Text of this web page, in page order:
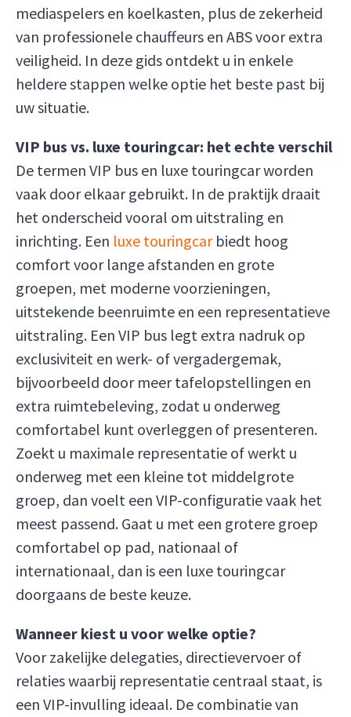
mediaspelers en koelkasten, plus de zekerheid
van professionele chauffeurs en ABS voor extra
veiligheid. In deze gids ontdekt u in enkele
heldere stappen welke optie het beste past bij
uw situatie.
VIP bus vs. luxe touringcar: het echte verschil
De termen VIP bus en luxe touringcar worden
vaak door elkaar gebruikt. In de praktijk draait
het onderscheid vooral om uitstraling en
inrichting. Een luxe touringcarbiedt hoog
comfort voor lange afstanden en grote
groepen, met moderne voorzieningen,
uitstekende beenruimte en een representatieve
uitstraling. Een VIP bus legt extra nadruk op
exclusiviteit en werk- of vergadergemak,
bijvoorbeeld door meer tafelopstellingen en
extra ruimtebeleving, zodat u onderweg
comfortabel kunt overleggen of presenteren.
Zoekt u maximale representatie of werkt u
onderweg met een kleine tot middelgrote
groep, dan voelt een VIP-configuratie vaak het
meest passend. Gaat u met een grotere groep
comfortabel op pad, nationaal of
internationaal, dan is een luxe touringcar
doorgaans de beste keuze.
Wanneer kiest u voor welke optie?
Voor zakelijke delegaties, directievervoer of
relaties waarbij representatie centraal staat, is
een VIP-invulling ideaal. De combinatie van